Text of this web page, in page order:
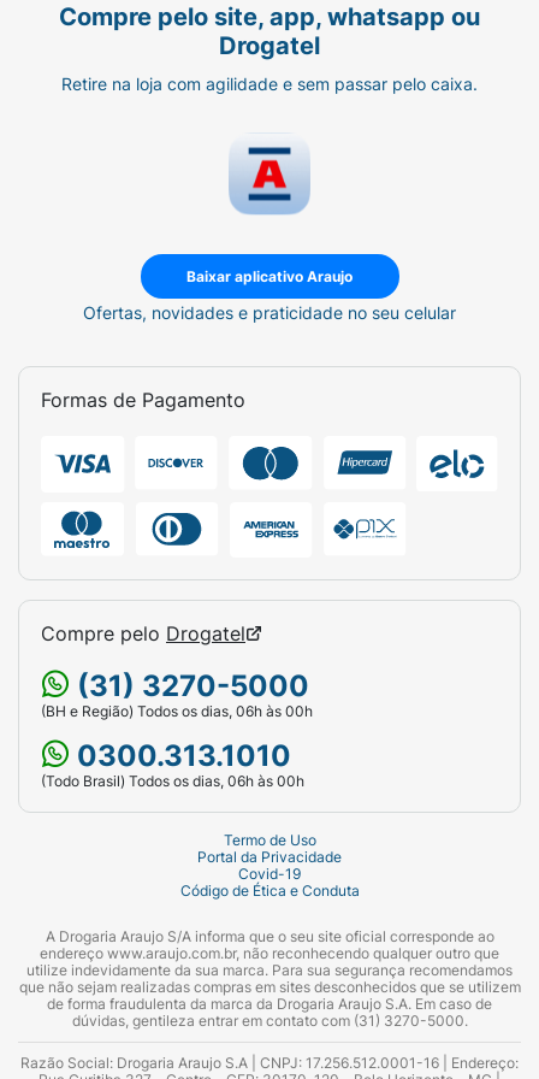
• Suporte Total com JINKCARE+: A Jink cuida
detalhes para que nada interrompa seu ritmo.
qualidade garantida e suporte completo, você
concentrar em superar seus limites e alcançar
conquistas.
Compre pelo site, app, whatsapp ou
Drogatel
Retire na loja com agilidade e sem passar pelo caixa.
Baixar aplicativo Araujo
Ofertas, novidades e praticidade no seu celular
Formas de Pagamento
Compre pelo Drogatel
(31) 3270-5000
(BH e Região) Todos os dias, 06h às 00h
0300.313.1010
(Todo Brasil) Todos os dias, 06h às 00h
Termo de Uso
Portal da Privacidade
Covid-19
Código de Ética e Conduta
A Drogaria Araujo S/A informa que o seu site oficial corresponde ao
endereço www.araujo.com.br, não reconhecendo qualquer outro que
utilize indevidamente da sua marca. Para sua segurança recomendamos
que não sejam realizadas compras em sites desconhecidos que se utilizem
de forma fraudulenta da marca da Drogaria Araujo S.A. Em caso de
dúvidas, gentileza entrar em contato com (31) 3270-5000.
Razão Social: Drogaria Araujo S.A | CNPJ: 17.256.512.0001-16 | Endereço: